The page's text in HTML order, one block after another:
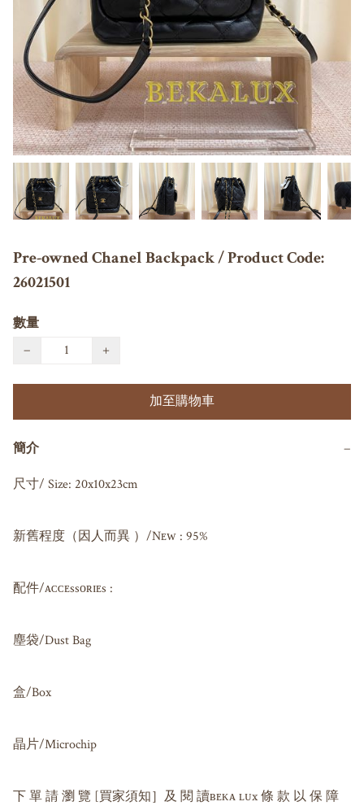
Pre-owned Chanel Backpack / Product Code:
26021501
數量
−
+
加至購物車
簡介 −
尺寸/ Size: 20x10x23cm
新舊程度（因人而異 ）/Nᴇᴡ : 95%
配件/ᴀᴄᴄᴇssᴏʀɪᴇs :
塵袋/Dust Bag
盒/Box
晶片/Microchip
下 單 請 瀏 覽 [買家須知］及 閱 讀ʙᴇᴋᴀ ʟᴜx 條 款 以 保 障